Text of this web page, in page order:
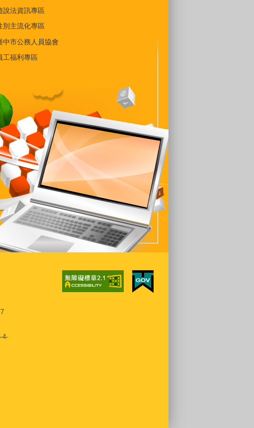
說法資訊專區
別主流化專區
中市公務人員協會
工福利專區
4-